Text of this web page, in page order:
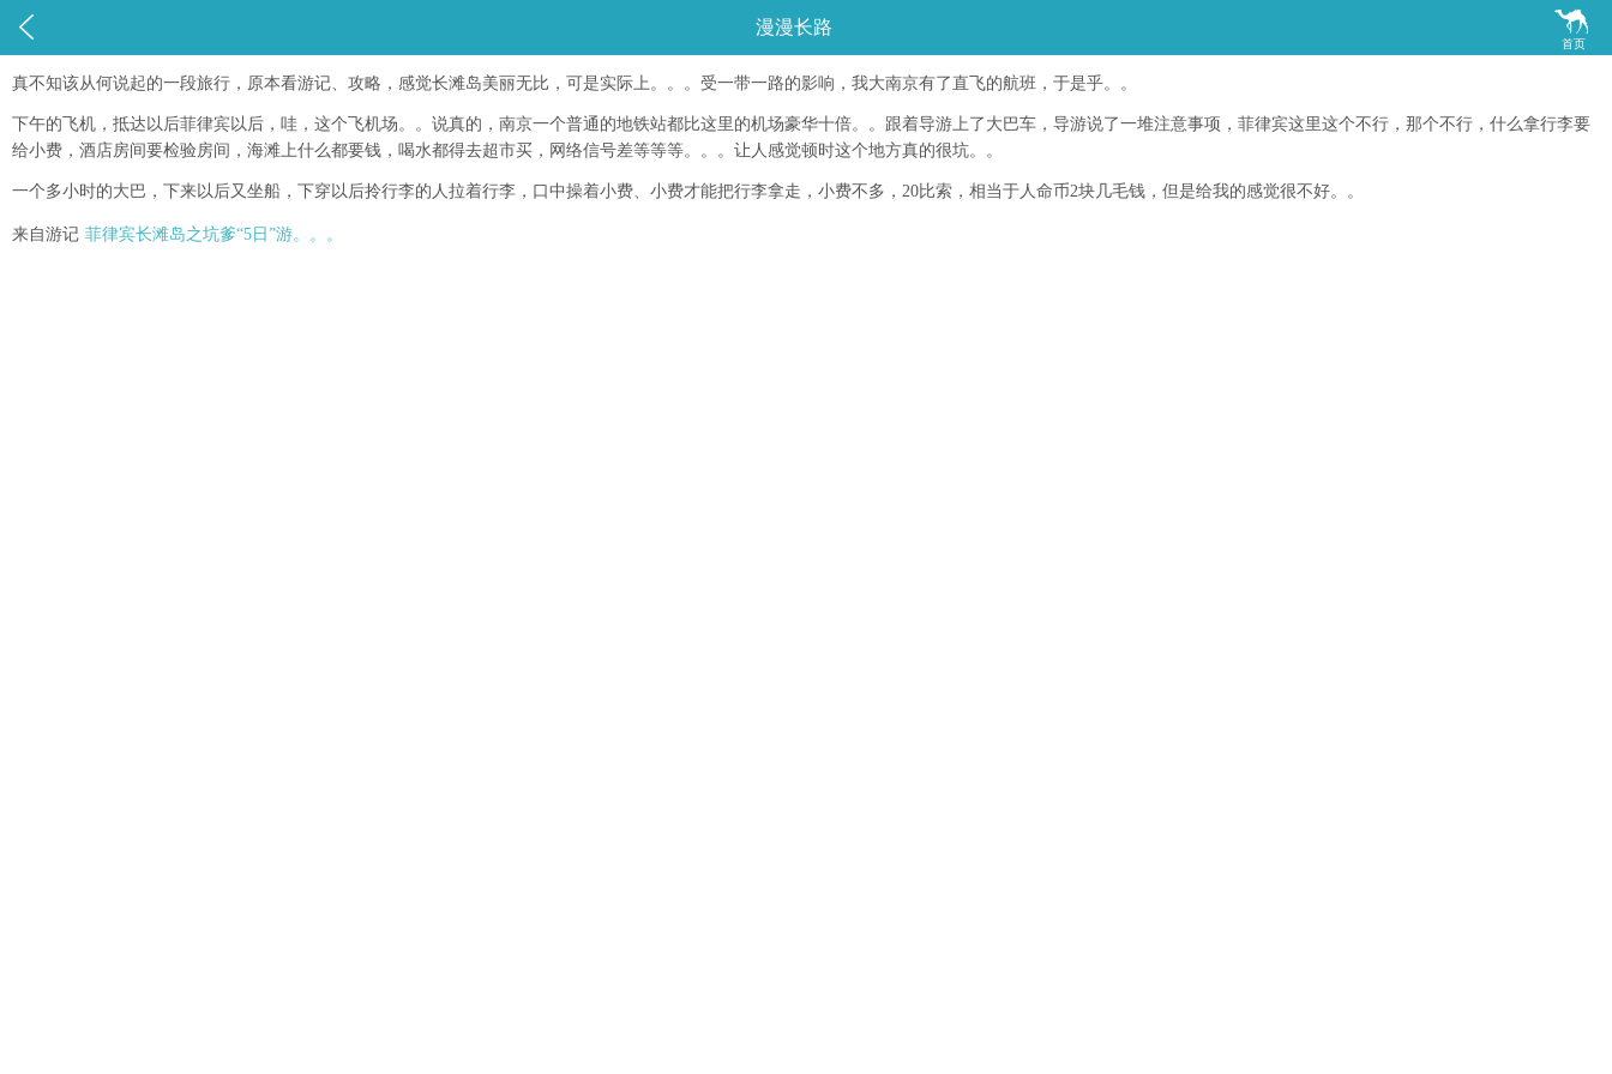
 
首页
漫漫长路
真不知该从何说起的一段旅行，原本看游记、攻略，感觉长滩岛美丽无比，可是实际上。。。受一带一路的影响，我大南京有了直飞的航班，于是乎。。
下午的飞机，抵达以后菲律宾以后，哇，这个飞机场。。说真的，南京一个普通的地铁站都比这里的机场豪华十倍。。跟着导游上了大巴车，导游说了一堆注意事项，菲律宾这里这个不行，那个不行，什么拿行李要
给小费，酒店房间要检验房间，海滩上什么都要钱，喝水都得去超市买，网络信号差等等等。。。让人感觉顿时这个地方真的很坑。。
一个多小时的大巴，下来以后又坐船，下穿以后拎行李的人拉着行李，口中操着小费、小费才能把行李拿走，小费不多，20比索，相当于人命币2块几毛钱，但是给我的感觉很不好。。
来自游记 菲律宾长滩岛之坑爹“5日”游。。。